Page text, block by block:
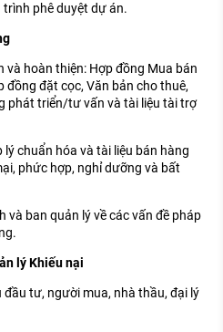
phê duyệt dự án.
và hoàn thiện: Hợp đồng Mua bán
đồng đặt cọc, Văn bản cho thuê,
phát triển/tư vấn và tài liệu tài trợ
chuẩn hóa và tài liệu bán hàng
phức hợp, nghỉ dưỡng và bất
và ban quản lý về các vấn đề pháp
lý Khiếu nại
tư, người mua, nhà thầu, đại lý